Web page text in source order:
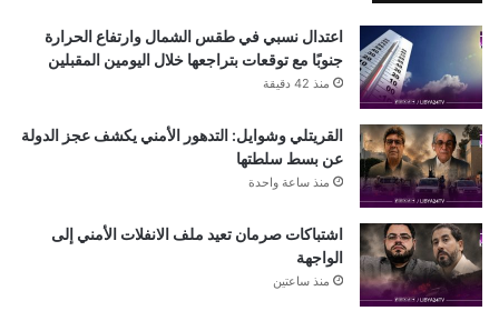
اعتدال نسبي في طقس الشمال وارتفاع الحرارة
جنوبًا مع توقعات بتراجعها خلال اليومين المقبلين
منذ 42 دقيقة
القريتلي وشوايل: التدهور الأمني يكشف عجز الدولة
عن بسط سلطتها
منذ ساعة واحدة
اشتباكات صرمان تعيد ملف الانفلات الأمني إلى
الواجهة
منذ ساعتين